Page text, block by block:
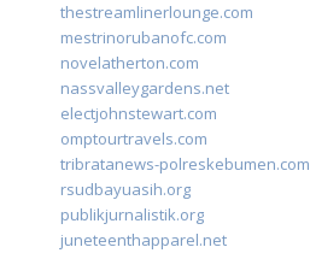
thestreamlinerlounge.com
mestrinorubanofc.com
novelatherton.com
nassvalleygardens.net
electjohnstewart.com
omptourtravels.com
tribratanews-polreskebumen.com
rsudbayuasih.org
publikjurnalistik.org
juneteenthapparel.net